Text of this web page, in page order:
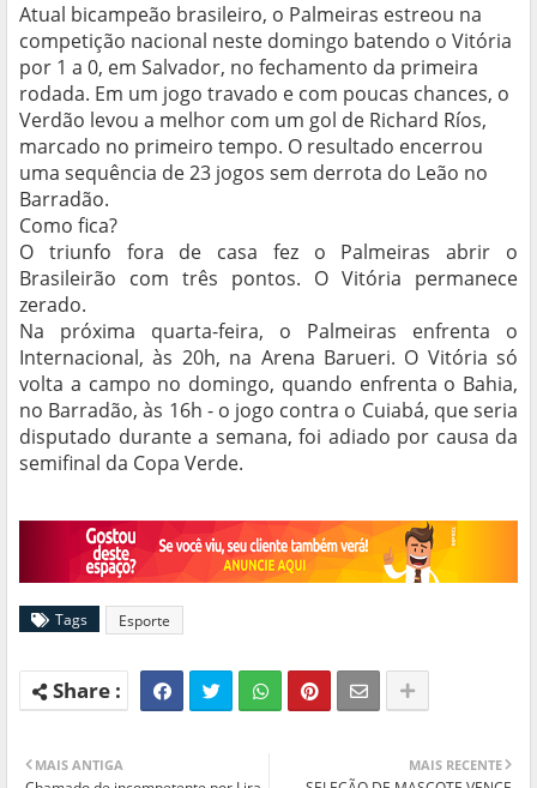
Atual bicampeão brasileiro, o Palmeiras estreou na
competição nacional neste domingo batendo o Vitória
por 1 a 0, em Salvador, no fechamento da primeira
rodada. Em um jogo travado e com poucas chances, o
Verdão levou a melhor com um gol de Richard Ríos,
marcado no primeiro tempo. O resultado encerrou
uma sequência de 23 jogos sem derrota do Leão no
Barradão.
Como fica?
O triunfo fora de casa fez o Palmeiras abrir o
Brasileirão com três pontos. O Vitória permanece
zerado.
Na próxima quarta-feira, o Palmeiras enfrenta o
Internacional, às 20h, na Arena Barueri. O Vitória só
volta a campo no domingo, quando enfrenta o Bahia,
no Barradão, às 16h - o jogo contra o Cuiabá, que seria
disputado durante a semana, foi adiado por causa da
semifinal da Copa Verde.
Tags Esporte
MAIS RECENTE
MAIS ANTIGA